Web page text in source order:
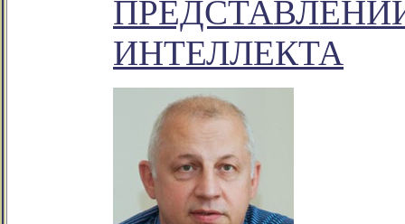
ИНТЕЛЛЕКТА